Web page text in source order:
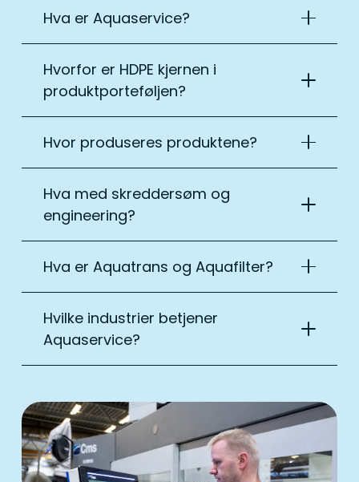
Hva er Aquaservice?
Hvorfor er HDPE kjernen i
produktporteføljen?
Hvor produseres produktene?
Hva med skreddersøm og
engineering?
Hva er Aquatrans og Aquafilter?
Hvilke industrier betjener
Aquaservice?